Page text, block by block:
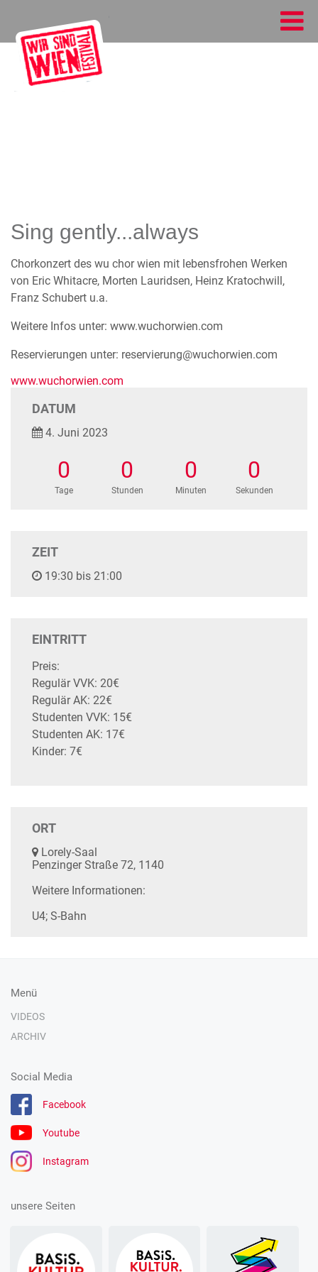
Sing gently...always
Chorkonzert des wu chor wien mit lebensfrohen Werken
von Eric Whitacre, Morten Lauridsen, Heinz Kratochwill,
Franz Schubert u.a.
Weitere Infos unter: www.wuchorwien.com
Reservierungen unter: reservierung@wuchorwien.com
www.wuchorwien.com
DATUM
4. Juni 2023
0
Tage
0
Stunden
0
Minuten
0
Sekunden
ZEIT
19:30 bis 21:00
EINTRITT
Preis:
Regulär VVK: 20€
Regulär AK: 22€
Studenten VVK: 15€
Studenten AK: 17€
Kinder: 7€
ORT
Lorely-Saal
Penzinger Straße 72, 1140
Weitere Informationen:
U4; S-Bahn
Menü
VIDEOS
ARCHIV
Social Media
Facebook
Youtube
Instagram
unsere Seiten